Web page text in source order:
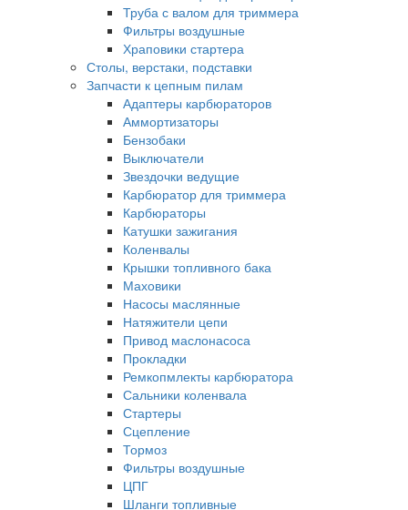
Труба с валом для триммера
Фильтры воздушные
Храповики стартера
Столы, верстаки, подставки
Запчасти к цепным пилам
Адаптеры карбюраторов
Аммортизаторы
Бензобаки
Выключатели
Звездочки ведущие
Карбюратор для триммера
Карбюраторы
Катушки зажигания
Коленвалы
Крышки топливного бака
Маховики
Насосы маслянные
Натяжители цепи
Привод маслонасоса
Прокладки
Ремкопмлекты карбюратора
Сальники коленвала
Стартеры
Сцепление
Тормоз
Фильтры воздушные
ЦПГ
Шланги топливные